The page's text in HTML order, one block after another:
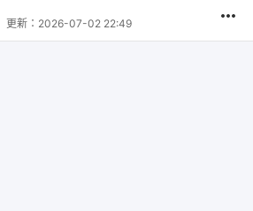
更新： 2026-07-02 22:49